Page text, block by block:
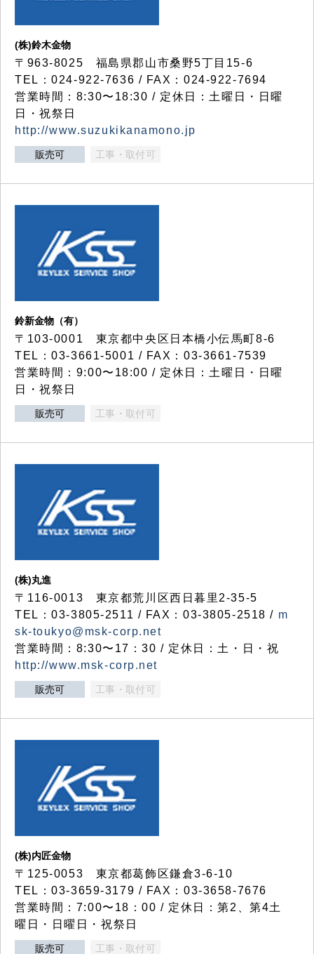
(株)鈴木金物
〒963-8025 福島県郡山市桑野5丁目15-6
TEL：024-922-7636 / FAX：024-922-7694
営業時間：8:30〜18:30 / 定休日：土曜日・日曜
日・祝祭日
http://www.suzukikanamono.jp
販売可 工事・取付可
鈴新金物（有）
〒103-0001 東京都中央区日本橋小伝馬町8-6
TEL：03-3661-5001 / FAX：03-3661-7539
営業時間：9:00〜18:00 / 定休日：土曜日・日曜
日・祝祭日
販売可 工事・取付可
(株)丸進
〒116-0013 東京都荒川区西日暮里2-35-5
TEL：03-3805-2511 / FAX：03-3805-2518 / m
sk-toukyo@msk-corp.net
営業時間：8:30〜17：30 / 定休日：土・日・祝
http://www.msk-corp.net
販売可 工事・取付可
(株)内匠金物
〒125-0053 東京都葛飾区鎌倉3-6-10
TEL：03-3659-3179 / FAX：03-3658-7676
営業時間：7:00〜18：00 / 定休日：第2、第4土
曜日・日曜日・祝祭日
販売可 工事・取付可